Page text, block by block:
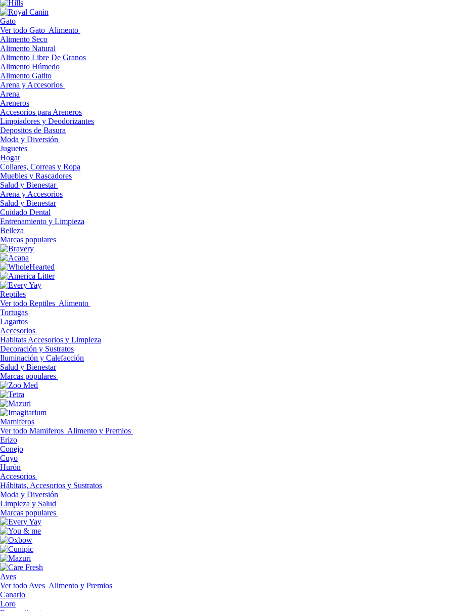
Gato
Ver todo Gato Alimento
Alimento Seco
Alimento Natural
Alimento Libre De Granos
Alimento Húmedo
Alimento Gatito
Arena y Accesorios
Arena
Areneros
Accesorios para Areneros
Limpiadores y Deodorizantes
Depositos de Basura
Moda y Diversión
Juguetes
Hogar
Collares, Correas y Ropa
Muebles y Rascadores
Salud y Bienestar
Arena y Accesorios
Salud y Bienestar
Cuidado Dental
Entrenamiento y Limpieza
Belleza
Marcas populares
Reptiles
Ver todo Reptiles Alimento
Tortugas
Lagartos
Accesorios
Habitats Accesorios y Limpieza
Decoración y Sustratos
Iluminación y Calefacción
Salud y Bienestar
Marcas populares
Mamiferos
Ver todo Mamiferos Alimento y Premios
Erizo
Conejo
Cuyo
Hurón
Accesorios
Hábitats, Accesorios y Sustratos
Moda y Diversión
Limpieza y Salud
Marcas populares
Aves
Ver todo Aves Alimento y Premios
Canario
Loro